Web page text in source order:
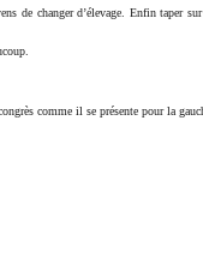
de changer d’élevage. Enfin taper
comme il se présente pour la